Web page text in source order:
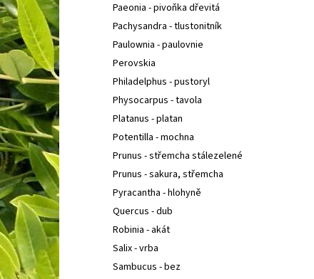
Paeonia - pivoňka dřevitá
Pachysandra - tlustonitník
Paulownia - paulovnie
Perovskia
Philadelphus - pustoryl
Physocarpus - tavola
Platanus - platan
Potentilla - mochna
Prunus - střemcha stálezelené
Prunus - sakura, střemcha
Pyracantha - hlohyně
Quercus - dub
Robinia - akát
Salix - vrba
Sambucus - bez